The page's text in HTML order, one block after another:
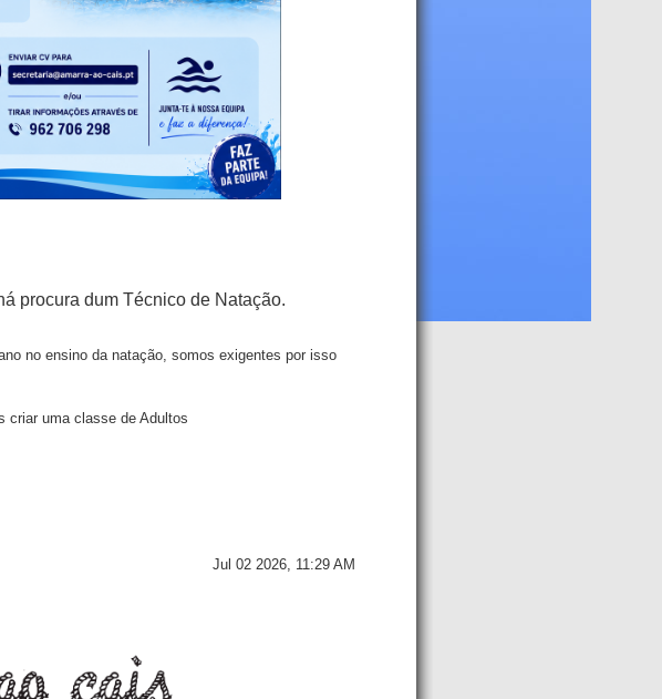
procura dum Técnico de Natação.
no ensino da natação, somos exigentes por isso
criar uma classe de Adultos
Jul 02 2026, 11:29 AM